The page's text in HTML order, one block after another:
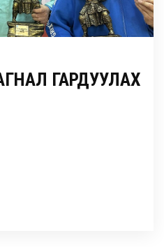
ГАРДУУЛАХ